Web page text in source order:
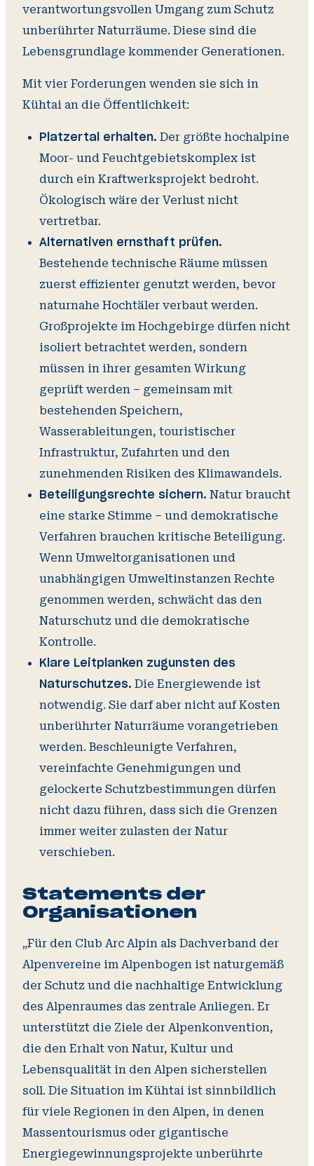
verantwortungsvollen Umgang zum Schutz
unberührter Naturräume. Diese sind die
Lebensgrundlage kommender Generationen.
Mit vier Forderungen wenden sie sich in
Kühtai an die Öffentlichkeit:
Platzertal erhalten. Der größte hochalpine
Moor- und Feuchtgebietskomplex ist
durch ein Kraftwerksprojekt bedroht.
Ökologisch wäre der Verlust nicht
vertretbar.
Alternativen ernsthaft prüfen.
Bestehende technische Räume müssen
zuerst effizienter genutzt werden, bevor
naturnahe Hochtäler verbaut werden.
Großprojekte im Hochgebirge dürfen nicht
isoliert betrachtet werden, sondern
müssen in ihrer gesamten Wirkung
geprüft werden – gemeinsam mit
bestehenden Speichern,
Wasserableitungen, touristischer
Infrastruktur, Zufahrten und den
zunehmenden Risiken des Klimawandels.
Beteiligungsrechte sichern. Natur braucht
eine starke Stimme – und demokratische
Verfahren brauchen kritische Beteiligung.
Wenn Umweltorganisationen und
unabhängigen Umweltinstanzen Rechte
genommen werden, schwächt das den
Naturschutz und die demokratische
Kontrolle.
Klare Leitplanken zugunsten des
Naturschutzes. Die Energiewende ist
notwendig. Sie darf aber nicht auf Kosten
unberührter Naturräume vorangetrieben
werden. Beschleunigte Verfahren,
vereinfachte Genehmigungen und
gelockerte Schutzbestimmungen dürfen
nicht dazu führen, dass sich die Grenzen
immer weiter zulasten der Natur
verschieben.
Statements der
Organisationen
„Für den Club Arc Alpin als Dachverband der
Alpenvereine im Alpenbogen ist naturgemäß
der Schutz und die nachhaltige Entwicklung
des Alpenraumes das zentrale Anliegen. Er
unterstützt die Ziele der Alpenkonvention,
die den Erhalt von Natur, Kultur und
Lebensqualität in den Alpen sicherstellen
soll. Die Situation im Kühtai ist sinnbildlich
für viele Regionen in den Alpen, in denen
Massentourismus oder gigantische
Energiegewinnungsprojekte unberührte